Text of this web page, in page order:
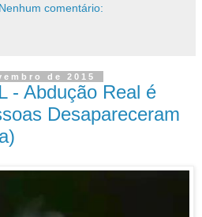
Nenhum comentário:
de 2015
- Abdução Real é
Desapareceram